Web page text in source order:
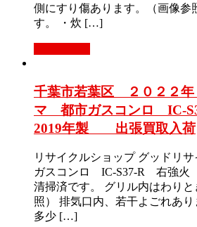
側にすり傷あります。（画像参
す。 ・炊 […]
千葉市若葉区 ２０２２
マ 都市ガスコンロ IC-
2019年製 出張買取入荷
リサイクルショップ グッド
ガスコンロ IC-S37-R 右強
清掃済です。 グリル内はわり
照） 排気口内、若干よごれあ
多少 […]